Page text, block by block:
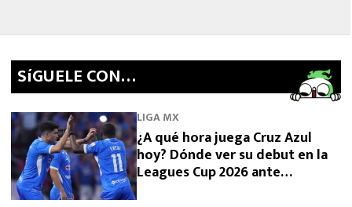
SíGUELE CON…
LIGA MX
¿A qué hora juega Cruz Azul
hoy? Dónde ver su debut en la
Leagues Cup 2026 ante